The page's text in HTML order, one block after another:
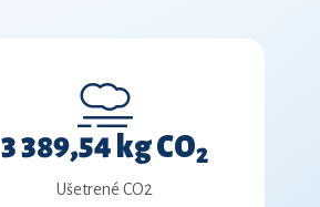
3 389,54 kg CO2
Ušetrené CO2